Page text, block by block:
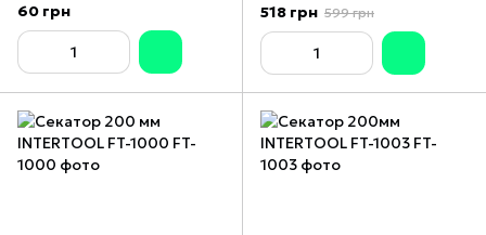
60 грн
518 грн 599 грн